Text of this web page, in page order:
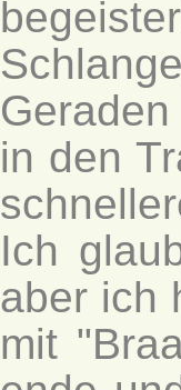
in den
Ich
aber ich
mit